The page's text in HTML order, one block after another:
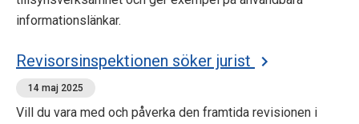
informationslänkar.
Revisorsinspektionen söker jurist
14 maj 2025
Vill du vara med och påverka den framtida revisionen i